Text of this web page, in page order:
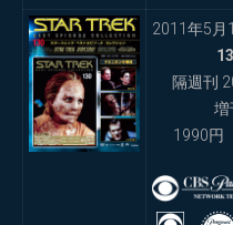
2011年5月
隔週刊
増
1990円